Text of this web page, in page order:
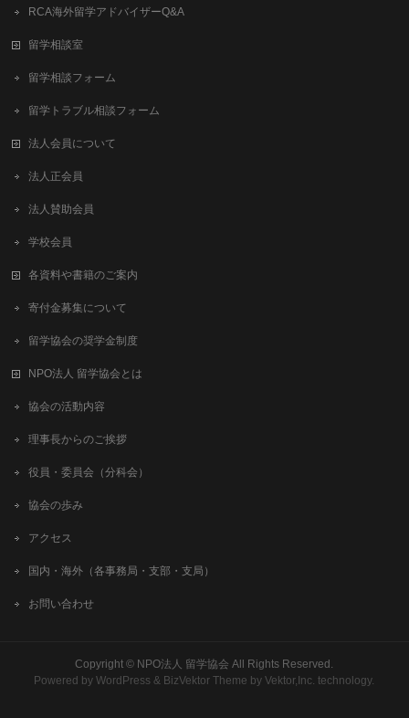
RCA海外留学アドバイザーQ&A
留学相談室
留学相談フォーム
留学トラブル相談フォーム
法人会員について
法人正会員
法人賛助会員
学校会員
各資料や書籍のご案内
寄付金募集について
留学協会の奨学金制度
NPO法人 留学協会とは
協会の活動内容
理事長からのご挨拶
役員・委員会（分科会）
協会の歩み
アクセス
国内・海外（各事務局・支部・支局）
お問い合わせ
Copyright © NPO法人 留学協会 All Rights Reserved.
Powered byWordPress & BizVektor Theme byVektor,Inc. technology.